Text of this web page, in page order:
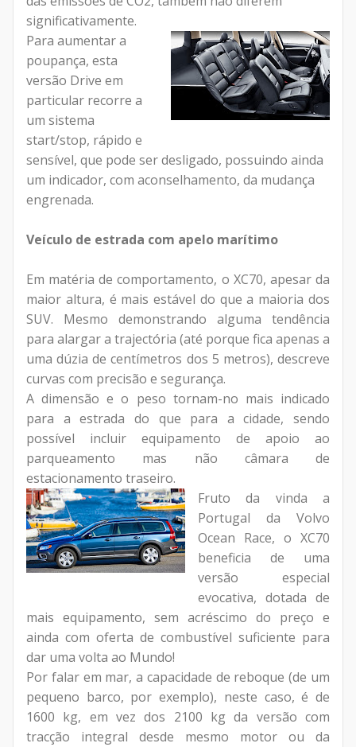
significativamente.
Para aumentar a
poupança, esta
versão Drive em
particular recorre a
um sistema
start/stop, rápido e
sensível, que pode ser desligado, possuindo ainda
um indicador, com aconselhamento, da mudança
engrenada.
Veículo de estrada com apelo marítimo
Em matéria de comportamento, o XC70, apesar da
maior altura, é mais estável do que a maioria dos
SUV. Mesmo demonstrando alguma tendência
para alargar a trajectória (até porque fica apenas a
uma dúzia de centímetros dos 5 metros), descreve
curvas com precisão e segurança.
A dimensão e o peso tornam-no mais indicado
para a estrada do que para a cidade, sendo
possível incluir equipamento de apoio ao
parqueamento mas não câmara de
estacionamento traseiro.
Fruto da vinda a
Portugal da Volvo
Ocean Race, o XC70
beneficia de uma
versão especial
evocativa, dotada de
mais equipamento, sem acréscimo do preço e
ainda com oferta de combustível suficiente para
dar uma volta ao Mundo!
Por falar em mar, a capacidade de reboque (de um
pequeno barco, por exemplo), neste caso, é de
1600 kg, em vez dos 2100 kg da versão com
tracção integral desde mesmo motor ou da